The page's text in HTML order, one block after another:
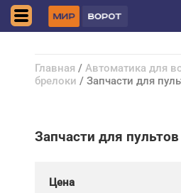
Главная / Автоматика для
брелоки / Запчасти для
Запчасти для
Цена